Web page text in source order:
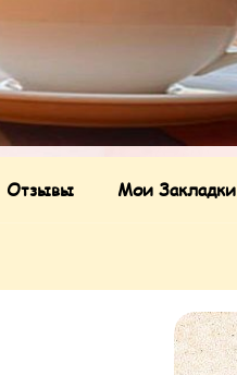
Отзывы Мои Закладки